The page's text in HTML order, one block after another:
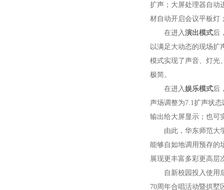
扩声；大屏处理器自动
材自动开启会议平板灯
在进入演出模式后
以满足大动态的现场扩
模式实现了声音、灯光
极简。
在进入娱乐模式后
声场调整为7.1扩声状
输出给大屏显示；也可
由此，华东师范大
能够自如地调用预存的
展现更丰富多彩更高层
自新校园投入使用
70周年合唱活动暨拱墅